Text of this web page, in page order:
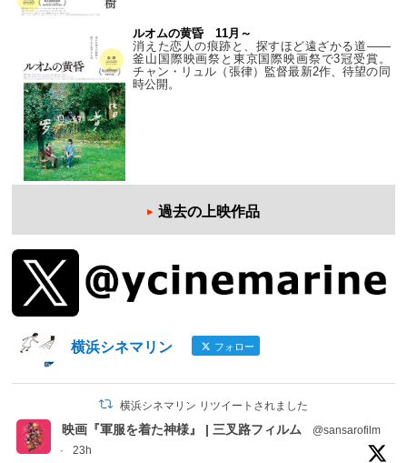
ルオムの黄昏 11月～
消えた恋人の痕跡と、探すほど遠ざかる道——
釜山国際映画祭と東京国際映画祭で3冠受賞。
チャン・リュル（張律）監督最新2作、待望の同
時公開。
過去の上映作品
横浜シネマリン フォロー
横浜シネマリン リツイートされました
映画『軍服を着た神様』 | 三叉路フィルム
@sansarofilm
·
23h